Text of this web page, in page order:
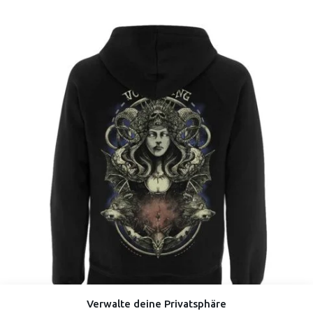
Verwalte deine Privatsphäre